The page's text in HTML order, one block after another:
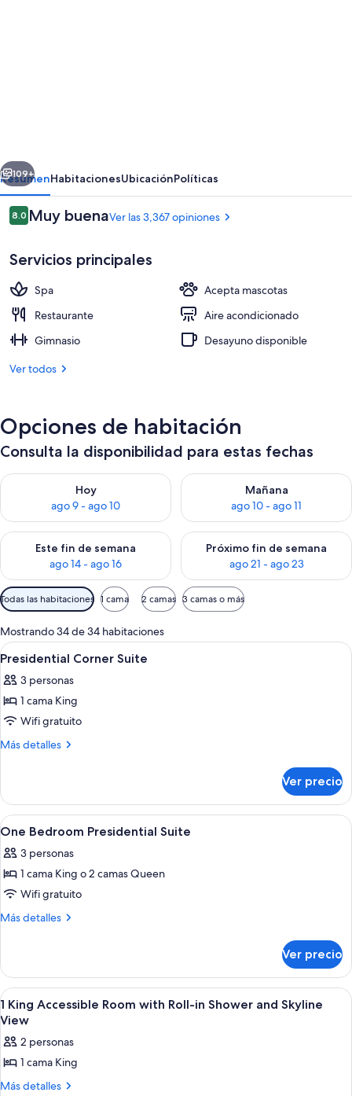
Televisión LCD y películas con cargo
Siguiente
109+
ResumenHabitacionesUbicaciónPolíticas
Opiniones
8.08.0 de 10,
Muy buenaVer las 3,367 opiniones
Servicios principales
Spa
Acepta mascotas
Restaurante
Aire acondicionado
Gimnasio
Desayuno disponible
Ver todos
Opciones de habitación
Consulta la disponibilidad para estas fechas
Hoy
ago 9 - ago 10
Consulta la disponibilidad para hoy ago 9 - ago 10
Mañana
ago 10 - ago 11
Consulta la disponibilidad
Este fin de semana
ago 14 - ago 16
Consulta la disponibilidad para este fin de semana ago 14 -
Próximo fin de semana
ago 21 - ago 23
Consulta la disponibilidad
Filtros
disponibles
para
las
habitaciones
Todas las habitaciones 1 cama 2 camas 3 camas o más
Mostrando 34 de 34 habitaciones
Abrir
todas
las
fotos
de
Presidential
Ropa de cama de alta calidad y caja
5
Presidential Corner Suite
3 personas
1 cama King
Wifi gratuito
Más detalles
Más
Corner
Suite
Ver precio
Abrir
todas
las
fotos
de
One
Suite
Área de sala de estar | Televisión
3
One Bedroom Presidential Suite
3 personas
1 cama King o 2 camas Queen
Wifi gratuito
Más detalles
Más
Bedroom
Presidential
Suite
Ver precio
Abrir
todas
las
fotos
de
1
Habitación de hotel con una cama
9
1 King Accessible Room with Roll-in Shower and Skyline
View
2 personas
1 cama King
Más detalles
Más